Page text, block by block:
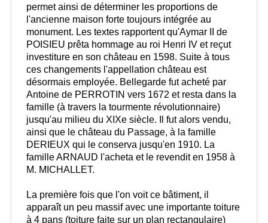
permet ainsi de déterminer les proportions de
l'ancienne maison forte toujours intégrée au
monument. Les textes rapportent qu'Aymar II de
POISIEU prêta hommage au roi Henri IV et reçut
investiture en son château en 1598. Suite à tous
ces changements l'appellation château est
désormais employée. Bellegarde fut acheté par
Antoine de PERROTIN vers 1672 et resta dans la
famille (à travers la tourmente révolutionnaire)
jusqu'au milieu du XIXe siècle. Il fut alors vendu,
ainsi que le château du Passage, à la famille
DERIEUX qui le conserva jusqu'en 1910. La
famille ARNAUD l'acheta et le revendit en 1958 à
M. MICHALLET.
La première fois que l'on voit ce bâtiment, il
apparaît un peu massif avec une importante toiture
à 4 pans (toiture faite sur un plan rectangulaire)